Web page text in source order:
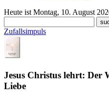
Heute ist Montag, 10. August
Zufallsimpuls
Jesus Christus lehrt: Der
Liebe